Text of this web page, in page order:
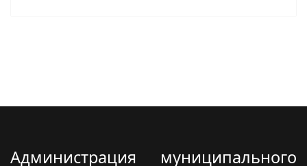
Администрация муниципального